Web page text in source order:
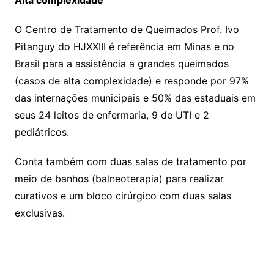
O Centro de Tratamento de Queimados Prof. Ivo
Pitanguy do HJXXIII é referência em Minas e no
Brasil para a assistência a grandes queimados
(casos de alta complexidade) e responde por 97%
das internações municipais e 50% das estaduais em
seus 24 leitos de enfermaria, 9 de UTI e 2
pediátricos.
Conta também com duas salas de tratamento por
meio de banhos (balneoterapia) para realizar
curativos e um bloco cirúrgico com duas salas
exclusivas.